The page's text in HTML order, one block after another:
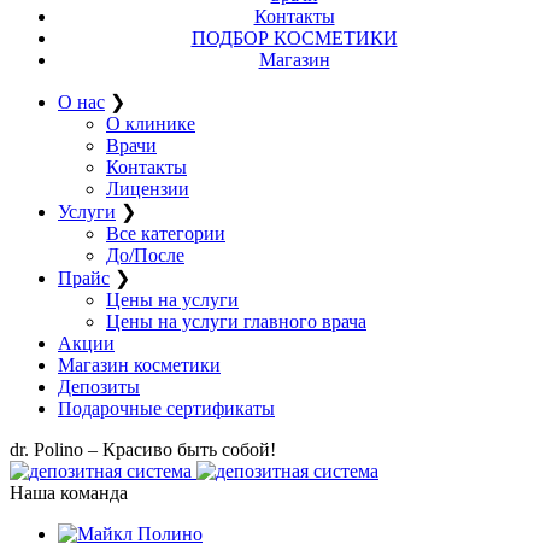
Контакты
ПОДБОР КОСМЕТИКИ
Магазин
О нас ❯
О клинике
Врачи
Контакты
Лицензии
Услуги ❯
Все категории
До/После
Прайс ❯
Цены на услуги
Цены на услуги главного врача
Акции
Магазин косметики
Депозиты
Подарочные сертификаты
dr. Polino – Красиво быть собой!
Наша команда